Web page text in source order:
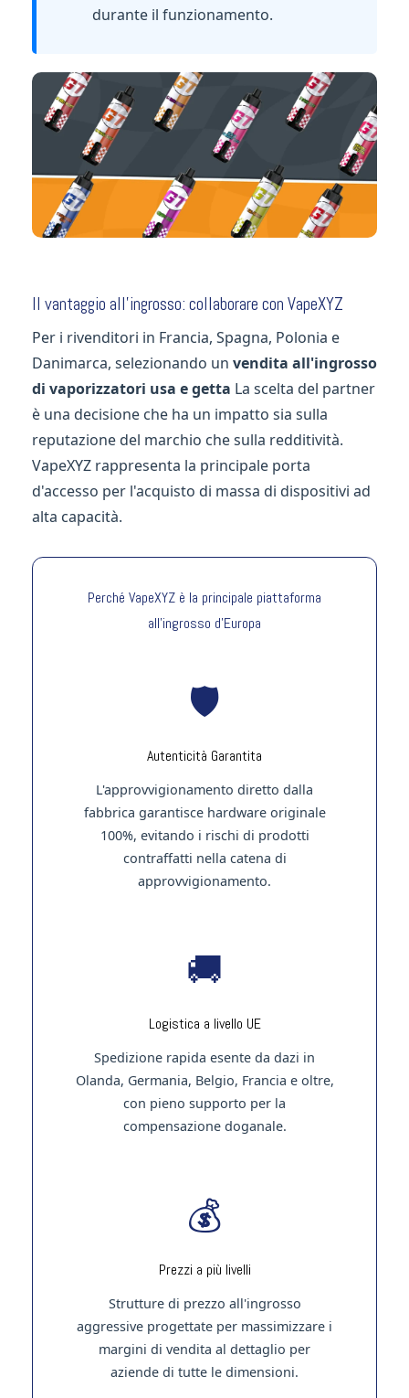
durante il funzionamento.
Il vantaggio all'ingrosso: collaborare con VapeXYZ
Per i rivenditori in Francia, Spagna, Polonia e
Danimarca, selezionando un vendita all'ingrosso
di vaporizzatori usa e getta La scelta del partner
è una decisione che ha un impatto sia sulla
reputazione del marchio che sulla redditività.
VapeXYZ rappresenta la principale porta
d'accesso per l'acquisto di massa di dispositivi ad
alta capacità.
Perché VapeXYZ è la principale piattaforma
all'ingrosso d'Europa
🛡️
Autenticità Garantita
L'approvvigionamento diretto dalla
fabbrica garantisce hardware originale
100%, evitando i rischi di prodotti
contraffatti nella catena di
approvvigionamento.
🚚
Logistica a livello UE
Spedizione rapida esente da dazi in
Olanda, Germania, Belgio, Francia e oltre,
con pieno supporto per la
compensazione doganale.
💰
Prezzi a più livelli
Strutture di prezzo all'ingrosso
aggressive progettate per massimizzare i
margini di vendita al dettaglio per
aziende di tutte le dimensioni.